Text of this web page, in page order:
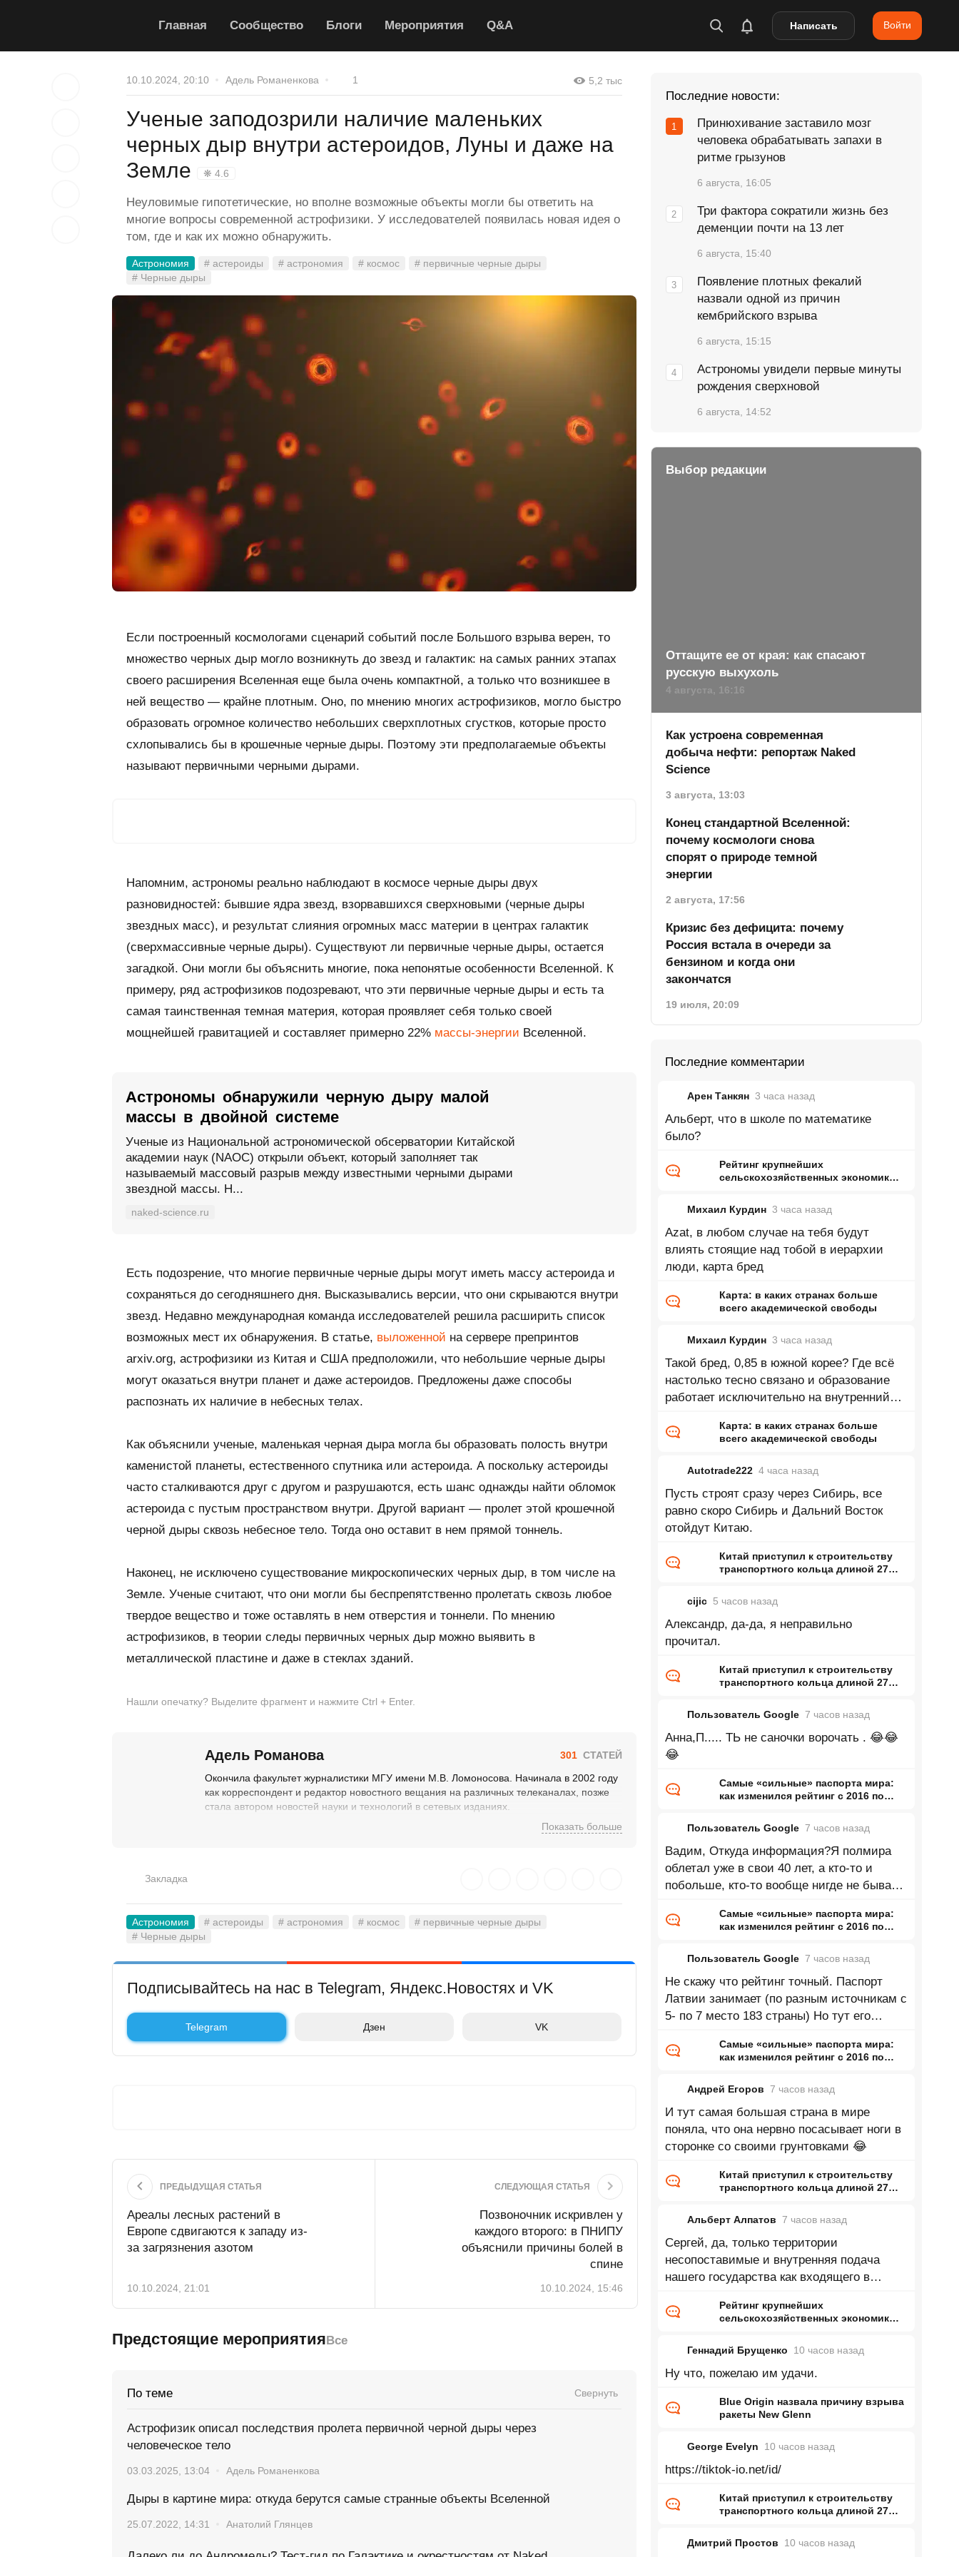
Главная Сообщество Блоги Мероприятия Q&A Написать Войти
10.10.2024, 20:10 Адель Романенкова 1 5,2 тыс
Ученые заподозрили наличие маленьких
черных дыр внутри астероидов, Луны и даже на
Земле
❋ 4.6
Неуловимые гипотетические, но вполне возможные объекты могли бы ответить на
многие вопросы современной астрофизики. У исследователей появилась новая идея о
том, где и как их можно обнаружить.
Астрономия # астероиды # астрономия # космос
# первичные черные дыры
# Черные дыры
Если построенный космологами сценарий событий после Большого взрыва верен, то
множество черных дыр могло возникнуть до звезд и галактик: на самых ранних этапах
своего расширения Вселенная еще была очень компактной, а только что возникшее в
ней вещество — крайне плотным. Оно, по мнению многих астрофизиков, могло быстро
образовать огромное количество небольших сверхплотных сгустков, которые просто
схлопывались бы в крошечные черные дыры. Поэтому эти предполагаемые объекты
называют первичными черными дырами.
Напомним, астрономы реально наблюдают в космосе черные дыры двух
разновидностей: бывшие ядра звезд, взорвавшихся сверхновыми (черные дыры
звездных масс), и результат слияния огромных масс материи в центрах галактик
(сверхмассивные черные дыры). Существуют ли первичные черные дыры, остается
загадкой. Они могли бы объяснить многие, пока непонятые особенности Вселенной. К
примеру, ряд астрофизиков подозревают, что эти первичные черные дыры и есть та
самая таинственная темная материя, которая проявляет себя только своей
мощнейшей гравитацией и составляет примерно 22% массы-энергии Вселенной.
Астрономы обнаружили черную дыру малой
массы в двойной системе
Ученые из Национальной астрономической обсерватории Китайской
академии наук (NAOC) открыли объект, который заполняет так
называемый массовый разрыв между известными черными дырами
звездной массы. Н...
naked-science.ru
Есть подозрение, что многие первичные черные дыры могут иметь массу астероида и
сохраняться до сегодняшнего дня. Высказывались версии, что они скрываются внутри
звезд. Недавно международная команда исследователей решила расширить список
возможных мест их обнаружения. В статье, выложенной на сервере препринтов
arxiv.org, астрофизики из Китая и США предположили, что небольшие черные дыры
могут оказаться внутри планет и даже астероидов. Предложены даже способы
распознать их наличие в небесных телах.
Как объяснили ученые, маленькая черная дыра могла бы образовать полость внутри
каменистой планеты, естественного спутника или астероида. А поскольку астероиды
часто сталкиваются друг с другом и разрушаются, есть шанс однажды найти обломок
астероида с пустым пространством внутри. Другой вариант — пролет этой крошечной
черной дыры сквозь небесное тело. Тогда оно оставит в нем прямой тоннель.
Наконец, не исключено существование микроскопических черных дыр, в том числе на
Земле. Ученые считают, что они могли бы беспрепятственно пролетать сквозь любое
твердое вещество и тоже оставлять в нем отверстия и тоннели. По мнению
астрофизиков, в теории следы первичных черных дыр можно выявить в
металлической пластине и даже в стеклах зданий.
Нашли опечатку? Выделите фрагмент и нажмите Ctrl + Enter.
Адель Романова 301 СТАТЕЙ
Окончила факультет журналистики МГУ имени М.В. Ломоносова. Начинала в 2002 году
как корреспондент и редактор новостного вещания на различных телеканалах, позже
стала автором новостей науки и технологий в сетевых изданиях.
Показать больше
Закладка
Астрономия # астероиды # астрономия # космос
# первичные черные дыры
# Черные дыры
Подписывайтесь на нас в Telegram, Яндекс.Новостях и VK
Telegram Дзен VK
ПРЕДЫДУЩАЯ СТАТЬЯ
Ареалы лесных растений в
Европе сдвигаются к западу из-
за загрязнения азотом
10.10.2024, 21:01
СЛЕДУЮЩАЯ СТАТЬЯ
Позвоночник искривлен у
каждого второго: в ПНИПУ
объяснили причины болей в
спине
10.10.2024, 15:46
Предстоящие мероприятияВсе
По теме Свернуть
Астрофизик описал последствия пролета первичной черной дыры через
человеческое тело
03.03.2025, 13:04 Адель Романенкова
Дыры в картине мира: откуда берутся самые странные объекты Вселенной
25.07.2022, 14:31 Анатолий Глянцев
Последние новости:
Принюхивание заставило мозг
человека обрабатывать запахи в
ритме грызунов
6 августа, 16:05
Три фактора сократили жизнь без
деменции почти на 13 лет
6 августа, 15:40
Появление плотных фекалий
назвали одной из причин
кембрийского взрыва
6 августа, 15:15
Астрономы увидели первые минуты
рождения сверхновой
6 августа, 14:52
Выбор редакции
Оттащите ее от края: как спасают
русскую выхухоль
4 августа, 16:16
Как устроена современная
добыча нефти: репортаж Naked
Science
3 августа, 13:03
Конец стандартной Вселенной:
почему космологи снова
спорят о природе темной
энергии
2 августа, 17:56
Кризис без дефицита: почему
Россия встала в очереди за
бензином и когда они
закончатся
19 июля, 20:09
Последние комментарии
Арен Танкян 3 часа назад
Альберт, что в школе по математике
было?
Рейтинг крупнейших
сельскохозяйственных экономик
Михаил Курдин 3 часа назад
Azat, в любом случае на тебя будут
влиять стоящие над тобой в иерархии
люди, карта бред
Карта: в каких странах больше
всего академической свободы
Михаил Курдин 3 часа назад
Такой бред, 0,85 в южной корее? Где всё
настолько тесно связано и образование
работает исключительно на внутренний
Карта: в каких странах больше
всего академической свободы
Autotrade222 4 часа назад
Пусть строят сразу через Сибирь, все
равно скоро Сибирь и Дальний Восток
отойдут Китаю.
Китай приступил к строительству
транспортного кольца длиной 27
cijic 5 часов назад
Александр, да-да, я неправильно
прочитал.
Китай приступил к строительству
транспортного кольца длиной 27
Пользователь Google 7 часов назад
Анна,П..... ТЬ не саночки ворочать . 😂😂
😂
Самые «сильные» паспорта мира:
как изменился рейтинг с 2016 по
Пользователь Google 7 часов назад
Вадим, Откуда информация?Я полмира
облетал уже в свои 40 лет, а кто-то и
побольше, кто-то вообще нигде не бывает,
Самые «сильные» паспорта мира:
как изменился рейтинг с 2016 по
Пользователь Google 7 часов назад
Не скажу что рейтинг точный. Паспорт
Латвии занимает (по разным источникам с
5- по 7 место 183 страны) Но тут его
Самые «сильные» паспорта мира:
как изменился рейтинг с 2016 по
Андрей Егоров 7 часов назад
И тут самая большая страна в мире
поняла, что она нервно посасывает ноги в
сторонке со своими грунтовками 😂
Китай приступил к строительству
транспортного кольца длиной 27
Альберт Алпатов 7 часов назад
Сергей, да, только территории
несопоставимые и внутренняя подача
нашего государства как входящего в
десятку
Рейтинг крупнейших
сельскохозяйственных экономик
Геннадий Брущенко
10 часов назад
Ну что, пожелаю им удачи.
Blue Origin назвала причину взрыва
ракеты New Glenn
George Evelyn 10 часов назад
https://tiktok-io.net/id/
Китай приступил к строительству
транспортного кольца длиной 27
Дмитрий Простов
10 часов назад